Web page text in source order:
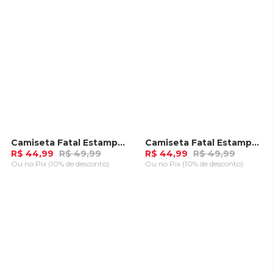
-10%
Camiseta Fatal Estampada Plus Size Areia
R$ 44,99 R$ 49,99
Ou no Pix (10% de desconto)
-10%
Camiseta Fatal Estampanda Plus Size Branca
R$ 44,99 R$ 49,99
Ou no Pix (10% de desconto)